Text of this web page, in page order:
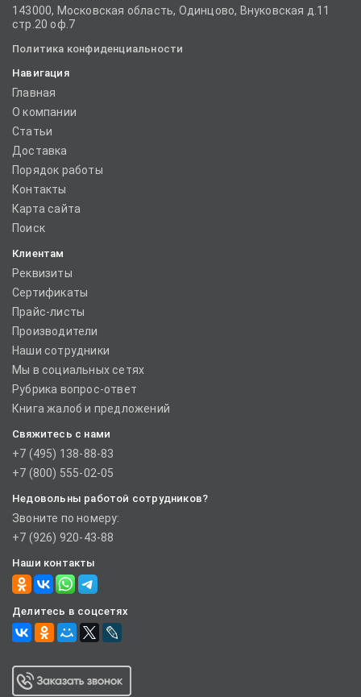
143000, Московская область, Одинцово, Внуковская д.11
стр.20 оф.7
Политика конфиденциальности
Навигация
Главная
О компании
Статьи
Доставка
Порядок работы
Контакты
Карта сайта
Поиск
Клиентам
Реквизиты
Сертификаты
Прайс-листы
Производители
Наши сотрудники
Мы в социальных сетях
Рубрика вопрос-ответ
Книга жалоб и предложений
Свяжитесь с нами
+7 (495) 138-88-83
+7 (800) 555-02-05
Недовольны работой сотрудников?
Звоните по номеру:
+7 (926) 920-43-88
Наши контакты
Делитесь в соцсетях